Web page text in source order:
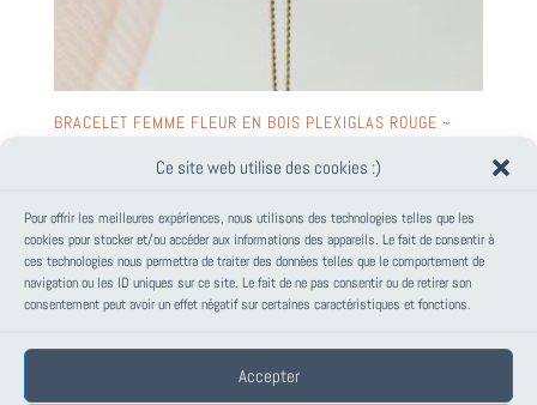
Ce site web utilise des cookies :)
Pour offrir les meilleures expériences, nous utilisons des technologies telles que les
cookies pour stocker et/ou accéder aux informations des appareils. Le fait de consentir à
ces technologies nous permettra de traiter des données telles que le comportement de
navigation ou les ID uniques sur ce site. Le fait de ne pas consentir ou de retirer son
consentement peut avoir un effet négatif sur certaines caractéristiques et fonctions.
Accepter
BRACELET FEMME FLEUR EN BOIS PLEXIGLAS ROUGE ~
PANIER
Votre panier est vide.